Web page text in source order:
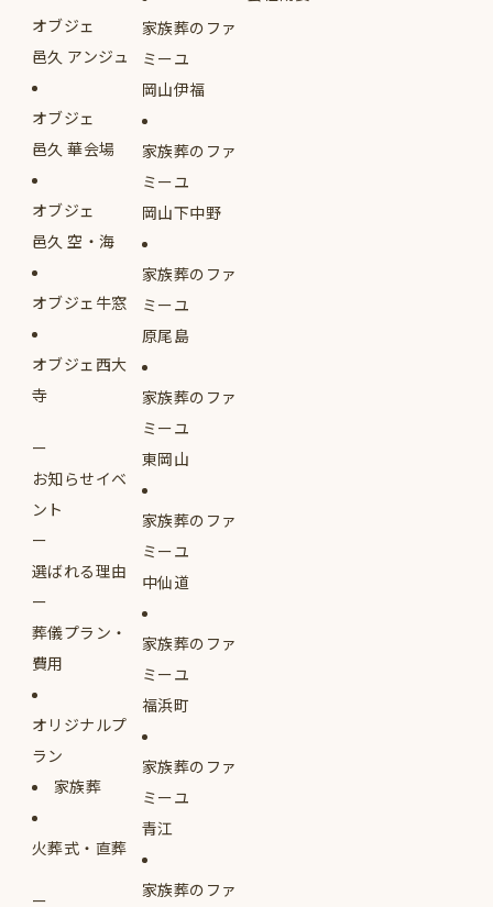
オブジェ
邑久 アンジュ
オブジェ
邑久 華会場
オブジェ
邑久 空・海
オブジェ牛窓
オブジェ西大
寺
お知らせイベ
ント
選ばれる理由
葬儀プラン・
費用
オリジナルプ
ラン
家族葬
火葬式・直葬
家族葬のファ
ミーユ
岡山伊福
家族葬のファ
ミーユ
岡山下中野
家族葬のファ
ミーユ
原尾島
家族葬のファ
ミーユ
東岡山
家族葬のファ
ミーユ
中仙道
家族葬のファ
ミーユ
福浜町
家族葬のファ
ミーユ
青江
家族葬のファ